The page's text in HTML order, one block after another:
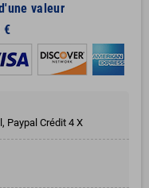
valeur
€
Paypal Crédit 4 X